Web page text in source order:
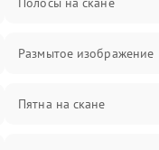
Размытое изображение
Пятна на скане